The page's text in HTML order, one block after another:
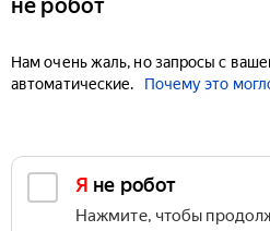
не робот
Нам очень жаль, но запросы с
автоматические.
Почему это
Я не робот
Нажмите, чтобы